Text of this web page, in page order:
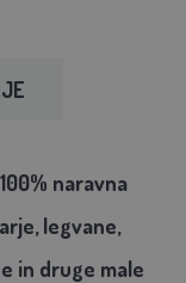
naravna
legvane,
in druge male